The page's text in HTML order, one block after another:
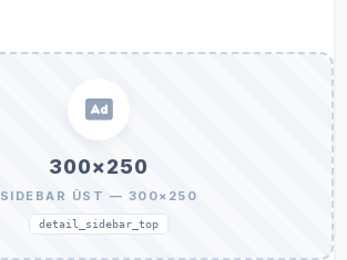
300×250
SIDEBAR ÜST — 300×250
detail_sidebar_top